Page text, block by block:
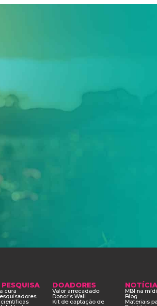
PESQUISA
cura
DOADORES
Valor arrecadado
Donor's Wall
Kit de captação de
MBI na
Blog
Materiais